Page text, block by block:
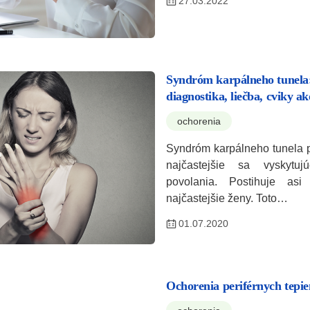
Syndróm karpálneho
diagnostika, liečba, cviky
ochorenia
Syndróm karpálneho tunela
najčastejšie sa
povolania. Postihuje
najčastejšie ženy. Toto…
01.07.2020
Ochorenia periférnych